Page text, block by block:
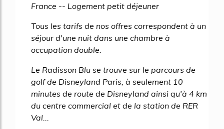
France -- Logement petit déjeuner
Tous les tarifs de nos offres correspondent à un
séjour d'une nuit dans une chambre à
occupation double.
Le Radisson Blu se trouve sur le parcours de
golf de Disneyland Paris, à seulement 10
minutes de route de Disneyland ainsi qu'à 4 km
du centre commercial et de la station de RER
Val...